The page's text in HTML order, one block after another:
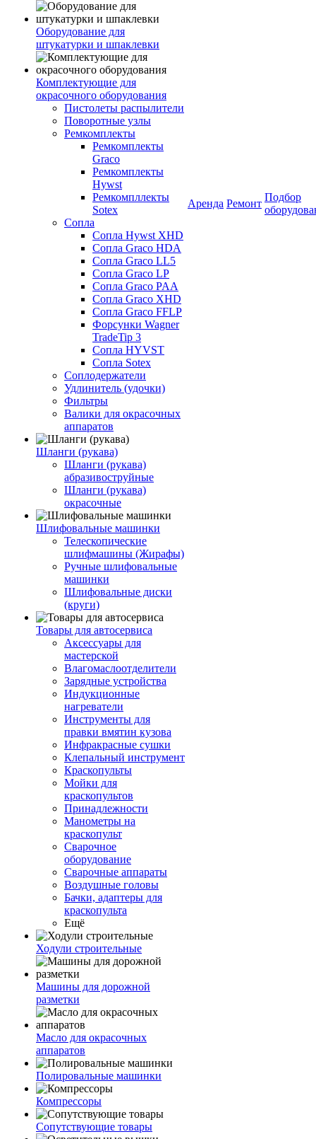
Оборудование для
штукатурки и шпаклевки
Комплектующие для
окрасочного оборудования
Пистолеты распылители
Поворотные узлы
Ремкомплекты
Ремкомплекты
Graco
Ремкомплекты
Hywst
Ремкомпллекты
Sotex
Сопла
Сопла Hywst XHD
Сопла Graco HDA
Сопла Graco LL5
Сопла Graco LP
Сопла Graco PAA
Сопла Graco XHD
Сопла Graco FFLP
Форсунки Wagner
TradeTip 3
Сопла HYVST
Сопла Sotex
Соплодержатели
Удлинитель (удочки)
Фильтры
Валики для окрасочных
аппаратов
Шланги (рукава)
Шланги (рукава)
абразивоструйные
Шланги (рукава)
окрасочные
Шлифовальные машинки
Телескопические
шлифмашины (Жирафы)
Ручные шлифовальные
машинки
Шлифовальные диски
(круги)
Товары для автосервиса
Аксессуары для
мастерской
Влагомаслоотделители
Зарядные устройства
Индукционные
нагреватели
Инструменты для
правки вмятин кузова
Инфракрасные сушки
Клепальный инструмент
Краскопульты
Мойки для
краскопультов
Принадлежности
Манометры на
краскопульт
Сварочное
оборудование
Сварочные аппараты
Воздушные головы
Бачки, адаптеры для
краскопульта
Ещё
Ходули строительные
Машины для дорожной
разметки
Масло для окрасочных
аппаратов
Полировальные машинки
Компрессоры
Сопутствующие товары
Аренда Ремонт
Подбор